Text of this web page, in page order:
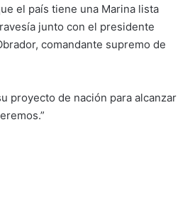
el país tiene una Marina lista
junto con el presidente
comandante supremo de
proyecto de nación para alcanzar